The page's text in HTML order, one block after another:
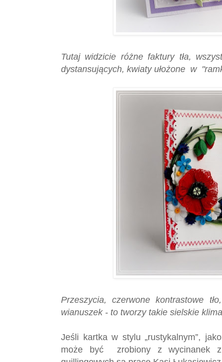
Tutaj widzicie różne faktury tła,
dystansujących, kwiaty ułożone w
Przeszycia, czerwone kontrastowe
wianuszek - to tworzy takie sielskie
Jeśli kartka w stylu „rustykalnym”,
może być zrobiony z wycinanek z